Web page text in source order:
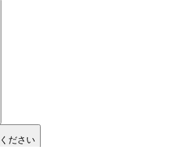
ださい